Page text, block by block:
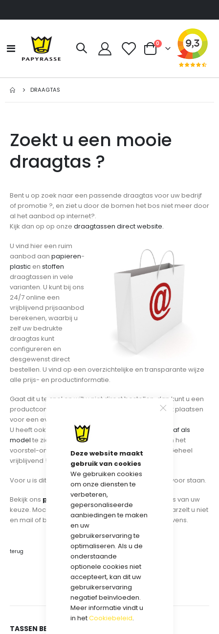
Deze website maakt
gebruik van cookies
We gebruiken cookies
om onze diensten te
verbeteren,
gepersonaliseerde
aanbiedingen te maken
en uw
gebruikerservaring te
optimaliseren. Als u de
onderstaande
optionele cookies niet
accepteert, kan dit uw
gebruikerservaring
negatief beïnvloeden.
Meer informatie vindt u
in hetCookiebeleid.
Toggle
Nav
Cart
0producten
DRAAGTAS
Zoekt u een mooie
draagtas ?
Bent u op zoek naar een passende draagtas voor uw bedrijf
of promotie ?, en ziet u door de bomen het bos niet meer door
al het aanbod op internet?.
Kijk dan op op onze draagtassen direct website.
U vind hier een ruim
aanbod aan papieren-
plastic en stoffen
draagtassen in vele
varianten. U kunt bij ons
24/7 online een
vrijblijvend prijsaanbod
berekenen, waarbij u
zelf uw bedrukte
draagtas kunt
configureren en
desgewenst direct
bestellen. U vind op een overzichtelijke en transparante wijze
alle prijs- en productinformatie.
Gaat dit u te snel en wilt u niet direct bestellen, dan kunt u een
productconfiguratie op uw eigen draagtas wish-list plaatsen
voor een eventueel later moment.
U heeft ook de mogelijkheid om een
draagtas vooraf als
model te zien, of desgewenst kunt u ons vragen om het
voorstel-ontwerp voor de draagtas te verzorgen. Geheel
vrijblijvend !
Voor u is dit optimaal bestelgemak. Dat is waar wij voor staan.
Bekijk ons producten-overzicht
voor de draagtas van uw
keuze. Mocht u desondanks nog vragen hebben, aarzelt u niet
en mail of bel ons. Kijkhier voor onze contactgegevens.
terug
TASSEN BEDRUKKEN